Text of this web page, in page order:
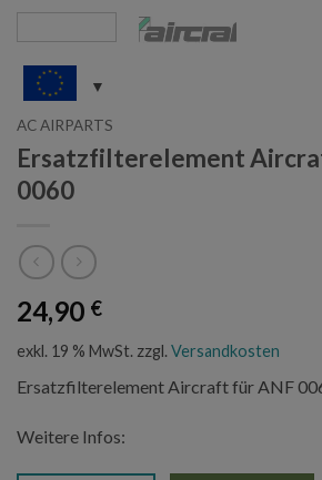
AC AIRPARTS
Ersatzfilterelement
0060
24,90 €
exkl. 19 % MwSt. zzgl. Versandkosten
Ersatzfilterelement Aircraft für ANF
Weitere Infos: